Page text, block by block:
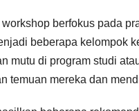
berfokus pada
beberapa kelompok
mutu di program studi
temuan mereka dan